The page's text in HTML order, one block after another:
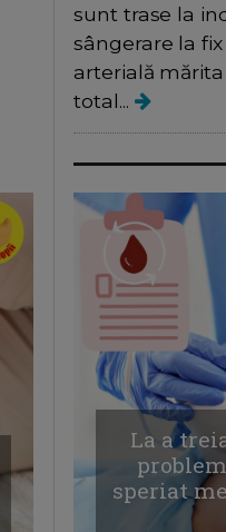
sunt trase la
sângerare la
arterială
total...
La a
speriat